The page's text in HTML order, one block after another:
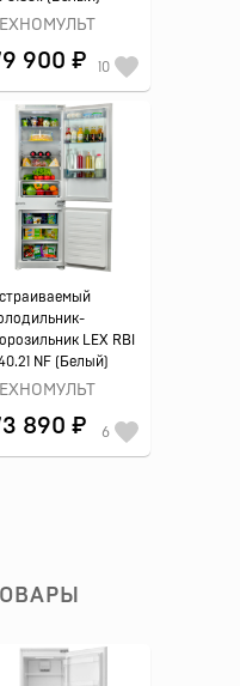
900 ₽ 10
LEX RBI
NF (Белый)
890 ₽ 6